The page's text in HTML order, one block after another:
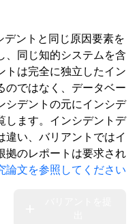
デントと同じ原因要素を
、同じ知的システムを含
トは完全に独立したイン
のではなく、データベー
シデントの元にインシデ
します。インシデントデ
違い、バリアントではイ
拠のレポートは要求され
論文を参照してください